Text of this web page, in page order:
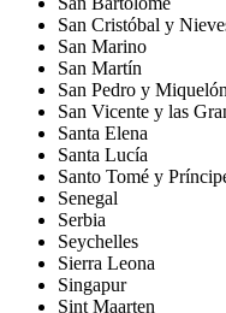
San Cristóbal y
San Marino
San Martín
San Pedro y Miquelón
San Vicente y las
Santa Elena
Santa Lucía
Santo Tomé y
Senegal
Serbia
Seychelles
Sierra Leona
Singapur
Sint Maarten